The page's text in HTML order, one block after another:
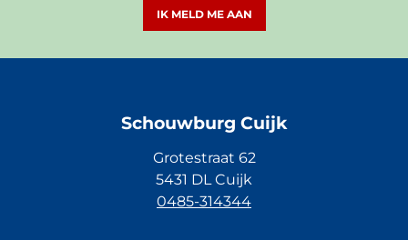
IK MELD ME AAN
Schouwburg Cuijk
Grotestraat 62
5431 DL Cuijk
0485-314344